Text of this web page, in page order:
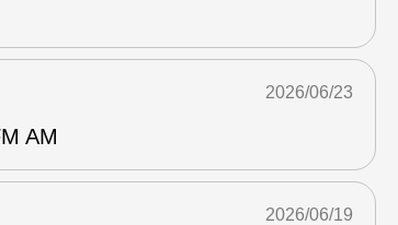
AM
2026/06/23
2026/06/19